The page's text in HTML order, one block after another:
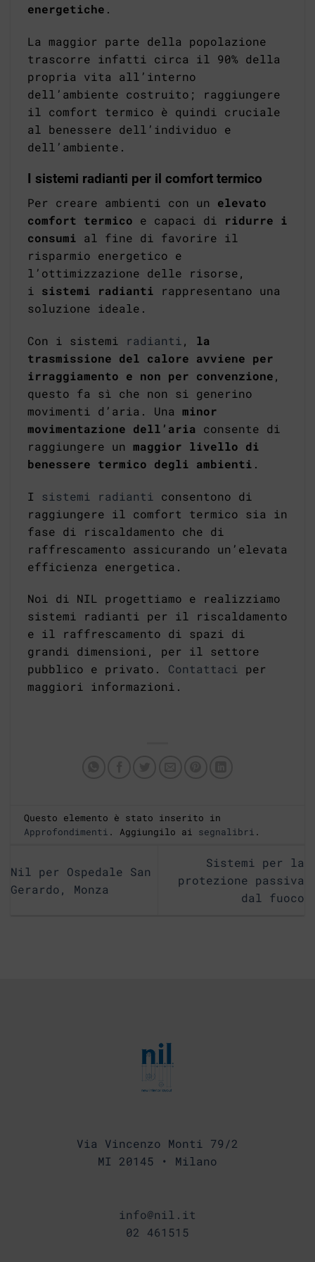
energetiche .
La maggior parte della popolazione
trascorre infatti circa il 90% della
propria vita all’interno
dell’ambiente costruito; raggiungere
il comfort termico è quindi cruciale
al benessere dell’individuo e
dell’ambiente.
I sistemi radianti per il comfort termico
Per creare ambienti con un elevato
comfort termico e capaci di
ridurre i
consumi al fine di favorire il
risparmio energetico e
l’ottimizzazione delle risorse,
i sistemi radianti rappresentano una
soluzione ideale.
Con i sistemi radianti , la
trasmissione del calore avviene per
irraggiamento e non per convenzione,
questo fa sì che non si generino
movimenti d’aria. Una minor
movimentazione dell’aria consente di
raggiungere un maggior livello di
benessere termico degli ambienti .
I sistemi radianti
consentono di
raggiungere il comfort termico sia in
fase di riscaldamento che di
raffrescamento assicurando un’elevata
efficienza energetica.
Noi di NIL progettiamo e realizziamo
sistemi radianti per il riscaldamento
e il raffrescamento di spazi di
grandi dimensioni, per il settore
pubblico e privato. Contattaci per
maggiori informazioni.
Questo elemento è stato inserito in
Approfondimenti . Aggiungilo ai segnalibri .
Nil per Ospedale San
Gerardo, Monza
Sistemi per la
protezione passiva
dal fuoco
Via Vincenzo Monti 79/2
MI 20145 • Milano
info@nil.it
02 461515